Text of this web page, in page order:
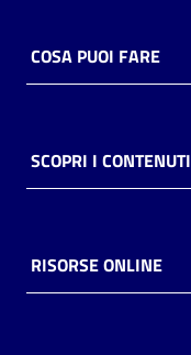
Piani
Decentrate
COSA PUOI FARE
SCOPRI I CONTENUTI
RISORSE ONLINE